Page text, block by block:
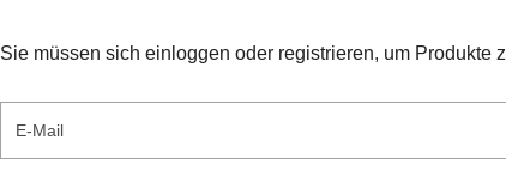
Sie müssen sich einloggen oder registrieren, um Produkte
E-Mail